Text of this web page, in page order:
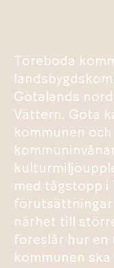
Töreboda
Götalands
Vättern. Göta
kommunen
med tågstopp
förutsättningar
närhet till
föreslår hur en
kommunen